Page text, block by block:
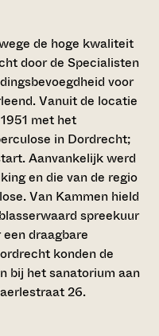
de hoge kwaliteit
door de Specialisten
voor
Vanuit de locatie
met het
in Dordrecht;
Aanvankelijk werd
en die van de regio
Van Kammen hield
spreekuur
draagbare
konden de
bij het sanatorium aan
26.